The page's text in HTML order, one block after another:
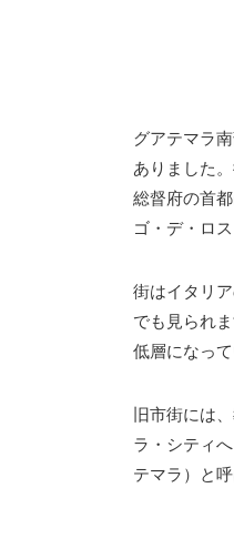
グアテマラ
ありました
総督府の首
ゴ・デ・ロ
街はイタリ
でも見られ
低層になっ
旧市街には
ラ・シティ
テマラ）と